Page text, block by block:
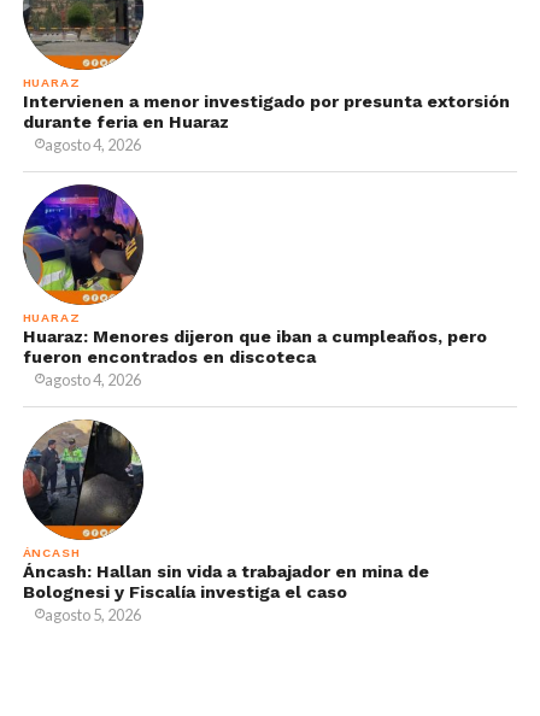
HUARAZ
Intervienen a menor investigado por presunta extorsión
durante feria en Huaraz
agosto 4, 2026
HUARAZ
Huaraz: Menores dijeron que iban a cumpleaños, pero
fueron encontrados en discoteca
agosto 4, 2026
ÁNCASH
Áncash: Hallan sin vida a trabajador en mina de
Bolognesi y Fiscalía investiga el caso
agosto 5, 2026